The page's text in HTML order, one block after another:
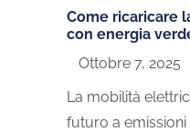
Come ricaricare
con energia
Ottobre 7, 2025
La mobilità
futuro a